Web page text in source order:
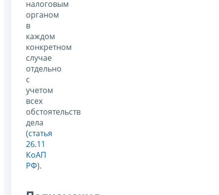
налоговым
органом
в
каждом
конкретном
случае
отдельно
с
учетом
всех
обстоятельств
дела
(статья
26.11
КоАП
РФ).